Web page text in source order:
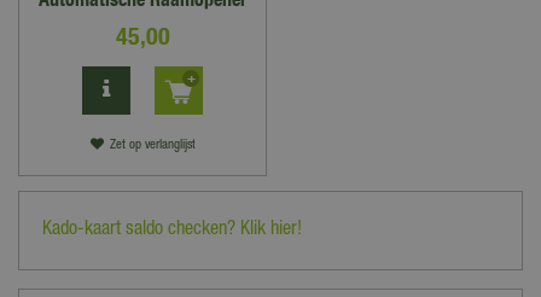
45,00
Zet op verlanglijst
Kado-kaart saldo checken? Klik hier!